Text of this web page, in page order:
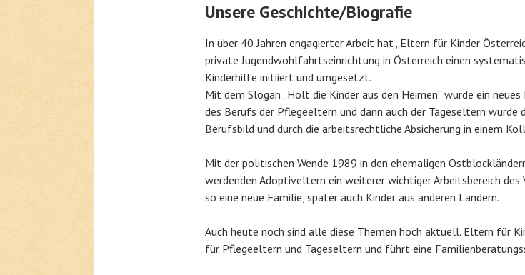
Unsere Geschichte/Biografie
In über 40 Jahren engagierter Arbeit hat „Eltern für Kinder
private Jugendwohlfahrtseinrichtung in Österreich einen
Kinderhilfe initiiert und umgesetzt.
Mit dem Slogan „Holt die Kinder aus den Heimen“ wurde ein
des Berufs der Pflegeeltern und dann auch der Tageseltern wurde
Berufsbild und durch die arbeitsrechtliche Absicherung in einem
Mit der politischen Wende 1989 in den ehemaligen
werdenden Adoptiveltern ein weiterer wichtiger Arbeitsbereich des
so eine neue Familie, später auch Kinder aus anderen Ländern.
Auch heute noch sind alle diese Themen hoch aktuell. Eltern für
für Pflegeeltern und Tageseltern und führt eine